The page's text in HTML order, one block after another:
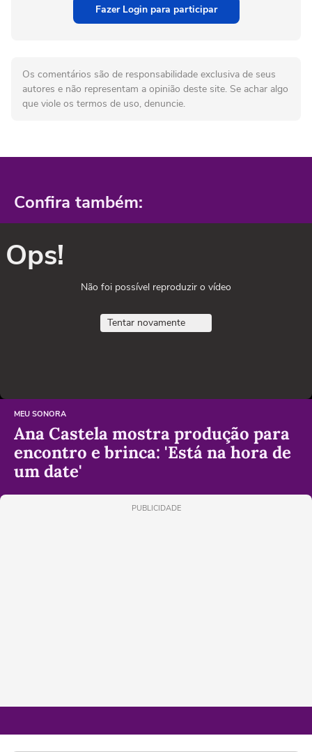
Fazer Login para participar
Os comentários são de responsabilidade exclusiva de seus
autores e não representam a opinião deste site. Se achar algo
que viole os termos de uso, denuncie.
Confira também:
Ops!
Não foi possível reproduzir o vídeo
Tentar novamente
MEU SONORA
Ana Castela mostra produção para
encontro e brinca: 'Está na hora de
um date'
PUBLICIDADE